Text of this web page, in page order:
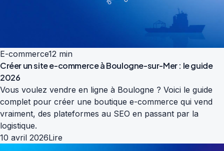
E-commerce12 min
Créer un site e-commerce à Boulogne-sur-Mer : le guide
2026
Vous voulez vendre en ligne à Boulogne ? Voici le guide
complet pour créer une boutique e-commerce qui vend
vraiment, des plateformes au SEO en passant par la
logistique.
10 avril 2026Lire